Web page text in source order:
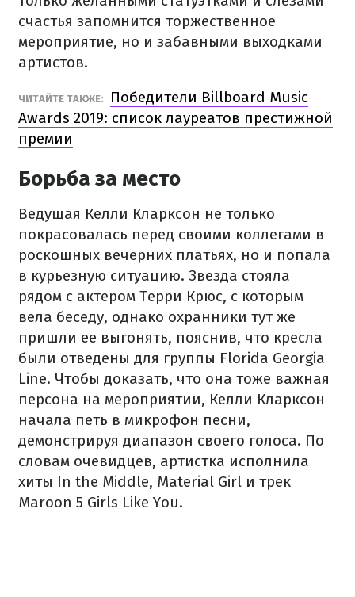
счастья запомнится торжественное
мероприятие, но и забавными выходками
артистов.
ЧИТАЙТЕ ТАКЖЕ:
Победители Billboard Music
Awards 2019: список лауреатов престижной
премии
Борьба за место
Ведущая Келли Кларксон не только
покрасовалась перед своими коллегами в
роскошных вечерних платьях, но и попала
в курьезную ситуацию. Звезда стояла
рядом с актером Терри Крюс, с которым
вела беседу, однако охранники тут же
пришли ее выгонять, пояснив, что кресла
были отведены для группы Florida Georgia
Line. Чтобы доказать, что она тоже важная
персона на мероприятии, Келли Кларксон
начала петь в микрофон песни,
демонстрируя диапазон своего голоса. По
словам очевидцев, артистка исполнила
хиты In the Middle, Material Girl и трек
Maroon 5 Girls Like You.